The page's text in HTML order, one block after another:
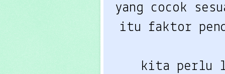
yang cocok
kita perlu